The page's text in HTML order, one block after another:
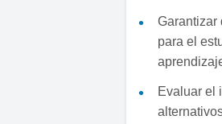
Garantizar
para el
Evaluar el